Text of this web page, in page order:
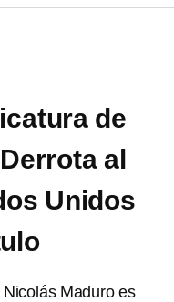
de
al
Unidos
Maduro es